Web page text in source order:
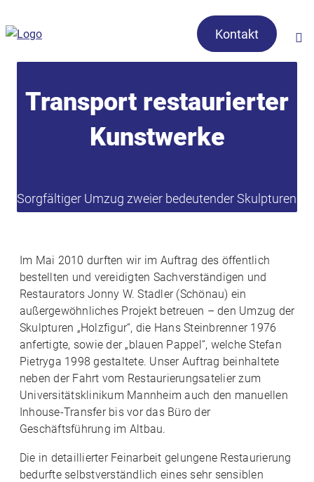
Kontakt
Transport restaurierter
Kunstwerke
Sorgfältiger Umzug zweier bedeutender Skulpturen
Im Mai 2010 durften wir im Auftrag des öffentlich
bestellten und vereidigten Sachverständigen und
Restaurators Jonny W. Stadler (Schönau) ein
außergewöhnliches Projekt betreuen – den Umzug der
Skulpturen „Holzfigur“, die Hans Steinbrenner 1976
anfertigte, sowie der „blauen Pappel“, welche Stefan
Pietryga 1998 gestaltete. Unser Auftrag beinhaltete
neben der Fahrt vom Restaurierungsatelier zum
Universitätsklinikum Mannheim auch den manuellen
Inhouse-Transfer bis vor das Büro der
Geschäftsführung im Altbau.
Die in detaillierter Feinarbeit gelungene Restaurierung
bedurfte selbstverständlich eines sehr sensiblen